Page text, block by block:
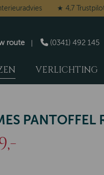
★ 4,7
(0341) 492 145
route
VERLICHTING
PANTOFFEL